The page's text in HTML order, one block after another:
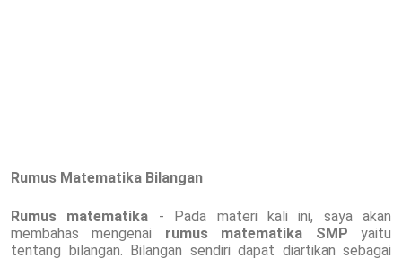
Rumus Matematika Bilangan
Rumus matematika - Pada materi kali ini, saya akan
membahas mengenai rumus matematika SMP yaitu
tentang bilangan. Bilangan sendiri dapat diartikan sebagai